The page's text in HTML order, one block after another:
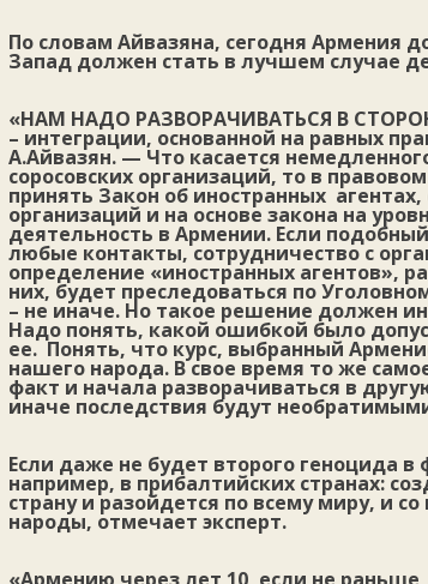
По словам Айвазяна, сегодня Армения
Запад должен стать в лучшем случае
«НАМ НАДО РАЗВОРАЧИВАТЬСЯ В
– интеграции, основанной на равных
А.Айвазян. — Что касается
соросовских организаций, то в
принять Закон об иностранных
организаций и на основе закона на
деятельность в Армении. Если
любые контакты, сотрудничество с
определение «иностранных агентов»,
них, будет преследоваться по
– не иначе. Но такое решение должен
Надо понять, какой ошибкой было
ее. Понять, что курс, выбранный
нашего народа. В свое время то же
факт и начала разворачиваться в
иначе последствия будут
Если даже не будет второго геноцида
например, в прибалтийских странах:
страну и разойдется по всему миру, и
народы, отмечает эксперт.